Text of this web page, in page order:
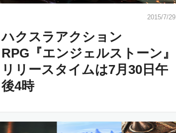
2015/7/29
ハクスラアクション
RPG『エンジェルストーン』
リリースタイムは7月30日午
後4時